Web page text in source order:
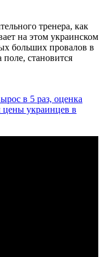
тренера, как
на этом украинском
больших провалов в
становится
в 5 раз, оценка
цены украинцев в